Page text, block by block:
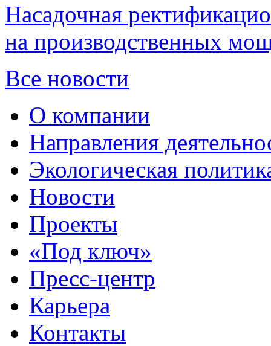
Насадочная
на производственных
Все новости
О компании
Направления
Экологическая
Новости
Проекты
«Под ключ»
Пресс-центр
Карьера
Контакты